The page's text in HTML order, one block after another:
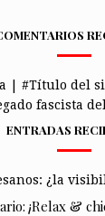
| #Título del
fascista
ENTRADAS
¿la
¡Relax &